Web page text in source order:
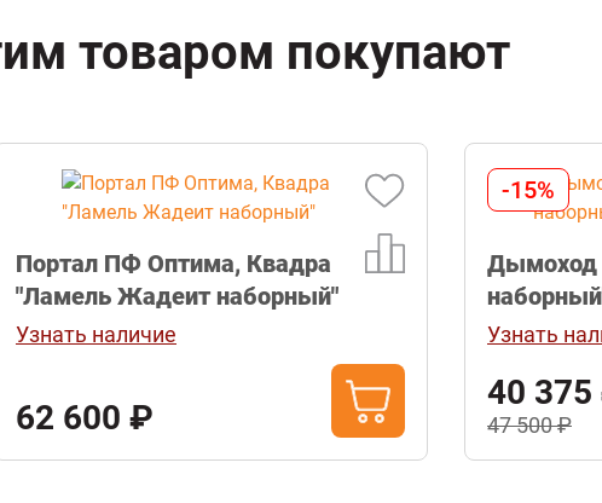
товаром покупают
Портал ПФ Оптима, Квадра
"Ламель Жадеит наборный"
Узнать наличие
62 600 ₽
-15%
Дымоход
Узнать
40 375
47 500 ₽